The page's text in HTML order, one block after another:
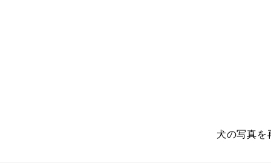
犬の写真